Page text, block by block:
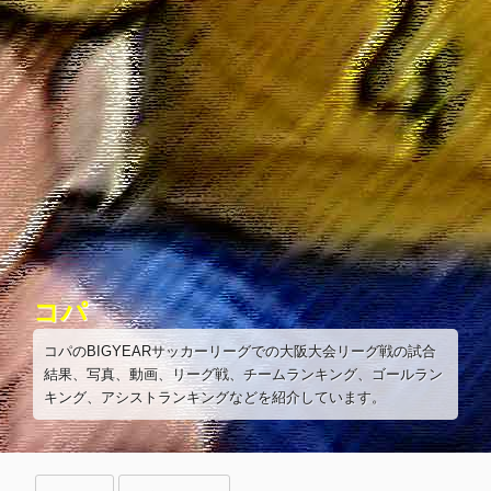
コ
ン
テ
ン
ツ
へ
ス
キ
ッ
プ
コパ
コパのBIGYEARサッカーリーグでの大阪大会リーグ戦の試合
結果、写真、動画、リーグ戦、チームランキング、ゴールラン
キング、アシストランキングなどを紹介しています。